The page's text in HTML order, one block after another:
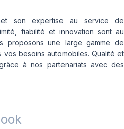
son expertise au service de
fiabilité et innovation sont au
proposons une large gamme de
besoins automobiles. Qualité et
à nos partenariats avec des